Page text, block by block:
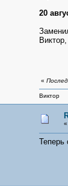
20
«
Виктор
«
Теперь